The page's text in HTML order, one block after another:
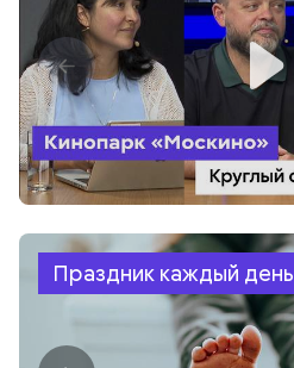
Праздник каждый день